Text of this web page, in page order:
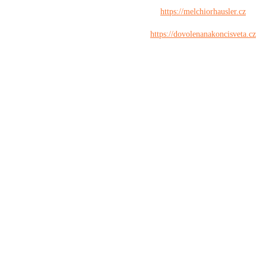
https://melchiorhausler.cz
https://dovolenanakoncisveta.cz